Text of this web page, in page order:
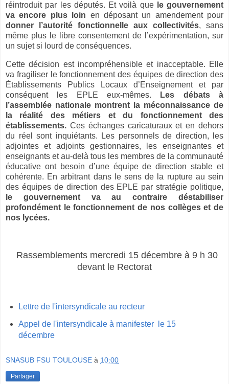
réintroduit par les députés. Et voilà que le gouvernement
va encore plus loin en déposant un amendement pour
donner l’autorité fonctionnelle aux collectivités, sans
même plus le libre consentement de l’expérimentation, sur
un sujet si lourd de conséquences.
Cette décision est incompréhensible et inacceptable. Elle
va fragiliser le fonctionnement des équipes de direction des
Établissements Publics Locaux d’Enseignement et par
conséquent les EPLE eux-mêmes.
Les débats à
l’assemblée nationale montrent la méconnaissance de
la réalité des métiers et du fonctionnement des
établissements. Ces échanges caricaturaux et en dehors
du réel sont inquiétants. Les personnels de direction, les
adjointes et adjoints gestionnaires, les enseignantes et
enseignants et au-delà tous les membres de la communauté
éducative ont besoin d’une équipe de direction stable et
cohérente. En arbitrant dans le sens de la rupture au sein
des équipes de direction des EPLE par stratégie politique,
le gouvernement va au contraire déstabiliser
profondément le fonctionnement de nos collèges et de
nos lycées.
Rassemblements mercredi 15 décembre à 9 h 30
devant le Rectorat
Lettre de l'intersyndicale au recteur
Appel de l'intersyndicale à manifester le 15
décembre
SNASUB FSU TOULOUSE à 10:00
Partager